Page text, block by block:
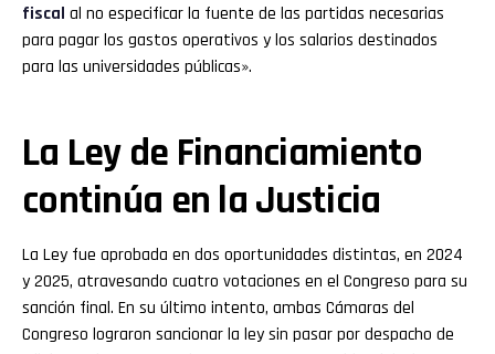
fiscal al no especificar la fuente de las partidas necesarias
para pagar los gastos operativos y los salarios destinados
para las universidades públicas».
La Ley de Financiamiento
continúa en la Justicia
La Ley fue aprobada en dos oportunidades distintas, en 2024
y 2025, atravesando cuatro votaciones en el Congreso para su
sanción final. En su último intento, ambas Cámaras del
Congreso lograron sancionar la ley sin pasar por despacho de